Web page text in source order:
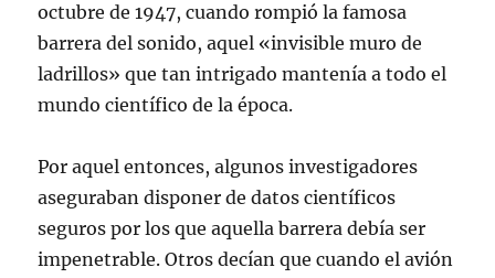
octubre de 1947, cuando rompió la famosa
barrera del sonido, aquel «invisible muro de
ladrillos» que tan intrigado mantenía a todo el
mundo científico de la época.
Por aquel entonces, algunos investigadores
aseguraban disponer de datos científicos
seguros por los que aquella barrera debía ser
impenetrable. Otros decían que cuando el avión